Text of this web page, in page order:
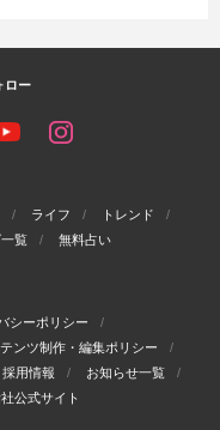
ロー
ライフ
トレンド
覧 無料占い
シーポリシー
ンツ制作・編集ポリシー
採用情報
お知らせ一覧
公式サイト